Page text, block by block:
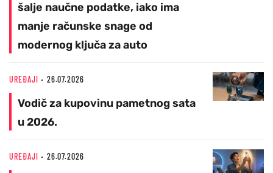
šalje naučne podatke, iako ima
manje računske snage od
modernog ključa za auto
UREĐAJI 26.07.2026
Vodič za kupovinu pametnog sata
u 2026.
UREĐAJI 26.07.2026